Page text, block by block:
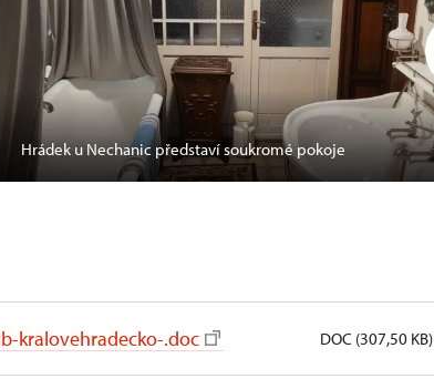
Hrádek u Nechanic představí soukromé pokoje
kralovehradecko-.doc DOC (307,50 KB)